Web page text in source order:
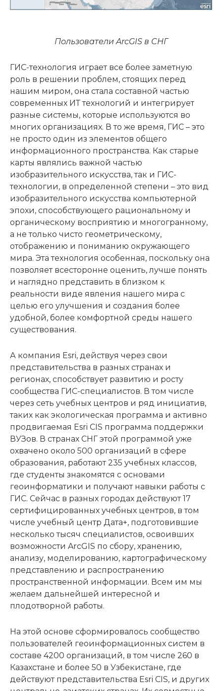
Пользователи ArcGIS в СНГ
ГИС-технология играет все более заметную
роль в решении проблем, стоящих перед
нашим миром, она стала составной частью
современных ИТ технологий и интегрирует
разные системы, которые используются во
многих организациях. В то же время, ГИС – это
не просто один из элементов общего
информационного пространства. Как старые
карты являлись важной частью
изобразительного искусства, так и ГИС-
технологии, в определенной степени – это вид
изобразительного искусства компьютерной
эпохи, способствующего рациональному и
органическому восприятию и многогранному,
а не только чисто геометрическому,
отображению и пониманию окружающего
мира. Эта технология особенная, поскольку она
позволяет всесторонне оценить, лучше понять
и наглядно представить в близком к
реальности виде явления нашего мира с
целью его улучшения и создания более
удобной, более комфортной среды нашего
существования.
А компания Esri, действуя через свои
представительства в разных странах и
регионах, способствует развитию и росту
сообщества ГИС-специалистов. В том числе
через сеть учебных центров и ряд инициатив,
таких как экологическая программа и активно
продвигаемая Esri CIS программа поддержки
ВУЗов. В странах СНГ этой программой уже
охвачено около 500 организаций в сфере
образования, работают 235 учебных классов,
где студенты знакомятся с основами
геоинформатики и получают навыки работы с
ГИС. Сейчас в разных городах действуют 17
сертифицированных учебных центров, в том
числе учебный центр Дата+, подготовившие
несколько тысяч специалистов, освоивших
возможности ArcGIS по сбору, хранению,
анализу, моделированию, картографическому
представлению и распространению
пространственной информации. Всем им мы
желаем дальнейшей интересной и
плодотворной работы.
На этой основе сформировалось сообщество
пользователей геоинформационных систем в
составе 4200 организаций, в том числе 260 в
Казахстане и более 50 в Узбекистане, где
действуют представительства Esri CIS, и других